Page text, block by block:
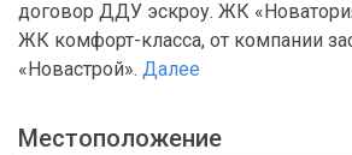
договор ДДУ эскроу. ЖК
ЖК комфорт-класса, от компании
«Новастрой». Далее
Местоположение